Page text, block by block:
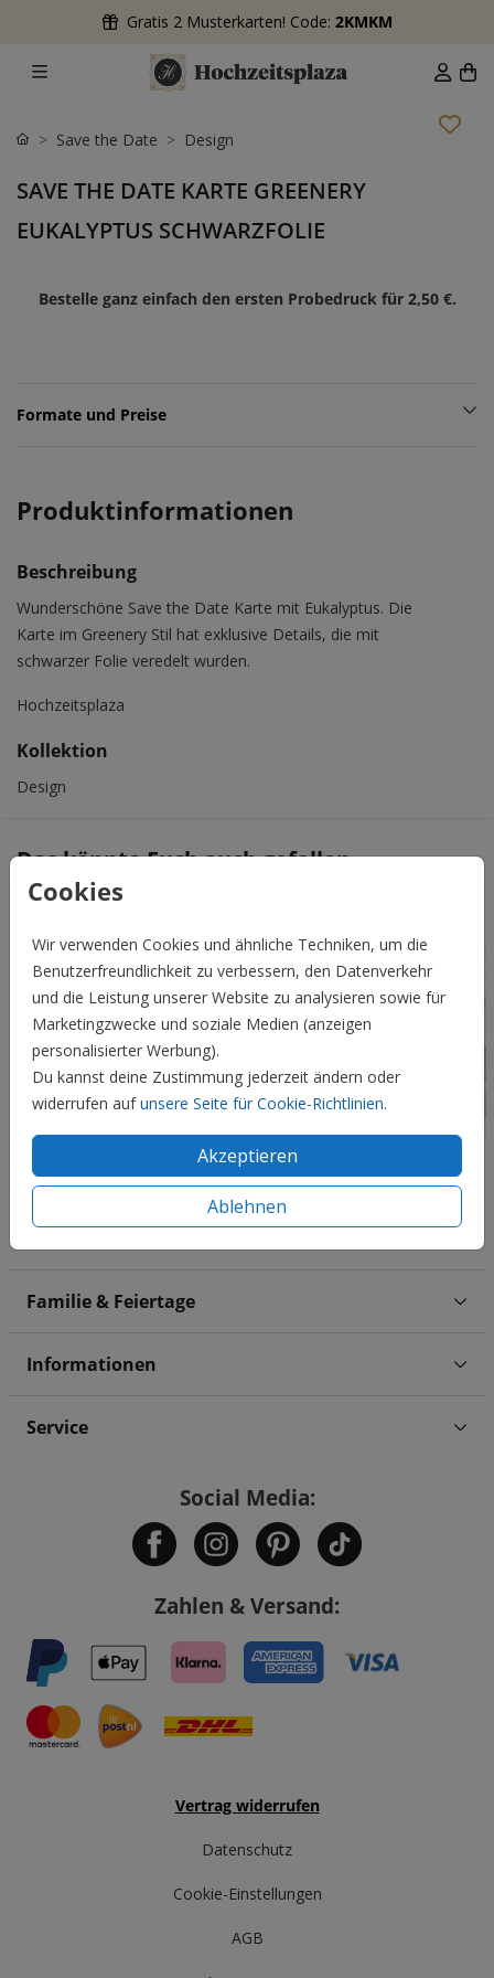
Gratis 2 Musterkarten! Code: 2KMKM
Cookies
Wir verwenden Cookies und ähnliche Techniken, um die
Benutzerfreundlichkeit zu verbessern, den Datenverkehr
und die Leistung unserer Website zu analysieren sowie für
Marketingzwecke und soziale Medien (anzeigen
personalisierter Werbung).
Du kannst deine Zustimmung jederzeit ändern oder
widerrufen aufunsere Seite für Cookie-Richtlinien.
Akzeptieren
Ablehnen
Save the Date Design
SAVE THE DATE KARTE GREENERY
EUKALYPTUS SCHWARZFOLIE
Bestelle ganz einfach den ersten Probedruck für 2,50 €.
Formate und Preise
Produktinformationen
Beschreibung
Wunderschöne Save the Date Karte mit Eukalyptus. Die
Karte im Greenery Stil hat exklusive Details, die mit
schwarzer Folie veredelt wurden.
Hochzeitsplaza
Kollektion
Design
Das könnte Euch auch gefallen
Familie & Feiertage
Informationen
Service
Social Media:
Zahlen & Versand:
Vertrag widerrufen
Datenschutz
Cookie-Einstellungen
AGB